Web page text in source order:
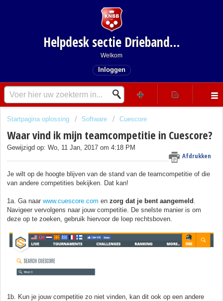
Helpdesk sectie Driebanden
Welkom
Inloggen
Startpagina oplossing Software Cuescore
Waar vind ik mijn teamcompetitie in Cuescore?
Afdrukken
Gewijzigd op: Wo, 11 Jan, 2017 om 4:18 PM
Je wilt op de hoogte blijven van de stand van de teamcompetitie of die
van andere competities bekijken. Dat kan!
1a. Ga naar www.cuescore.com en zorg dat je bent aangemeld
Navigeer vervolgens naar jouw competitie. De snelste manier is om
deze op te zoeken, gebruik hiervoor de loep rechtsboven.
1b. Kun je jouw competitie zo niet vinden, kan dit ook op een andere